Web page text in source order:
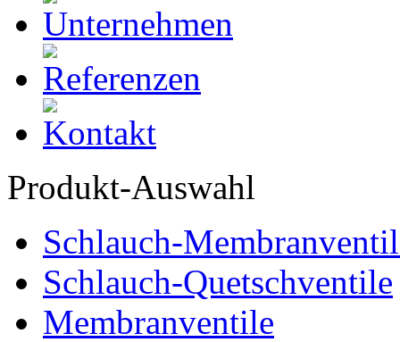
Produkt-Auswahl
Schlauch-
Schlauch-Quetschventile
Membranventile